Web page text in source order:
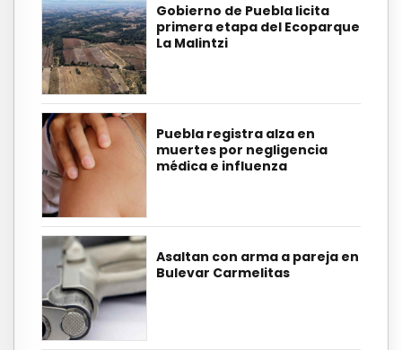
Gobierno de Puebla licita
primera etapa del Ecoparque
La Malintzi
Puebla registra alza en
muertes por negligencia
médica e influenza
Asaltan con arma a pareja en
Bulevar Carmelitas